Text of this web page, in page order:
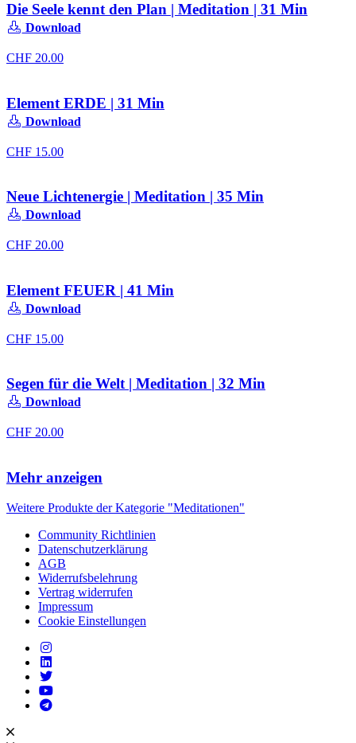
Die Seele kennt den Plan | Meditation | 31 Min
Download
CHF 20.00
Element ERDE | 31 Min
Download
CHF 15.00
Neue Lichtenergie | Meditation | 35 Min
Download
CHF 20.00
Element FEUER | 41 Min
Download
CHF 15.00
Segen für die Welt | Meditation | 32 Min
Download
CHF 20.00
Mehr anzeigen
Weitere Produkte der Kategorie "Meditationen"
Community Richtlinien
Datenschutzerklärung
AGB
Widerrufsbelehrung
Vertrag widerrufen
Impressum
Cookie Einstellungen